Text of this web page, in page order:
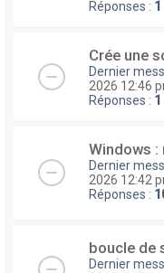
Réponses : 1
Crée une
Dernier
2026 12:46
Réponses : 1
Windows :
Dernier
2026 12:42
Réponses :
boucle de
Dernier